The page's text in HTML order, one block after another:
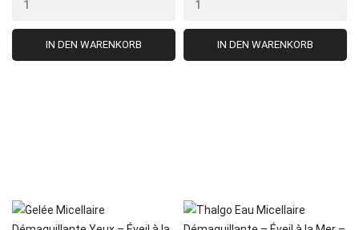
IN DEN WARENKORB IN DEN WARENKORB